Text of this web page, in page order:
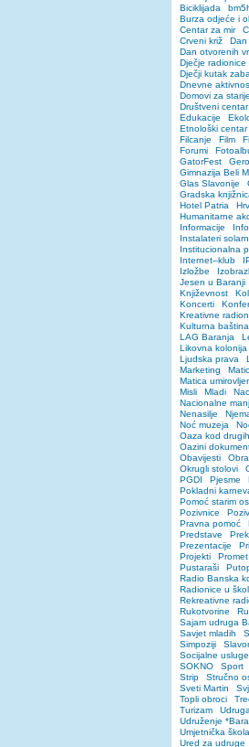
Biciklijada
Burza odjeće i
Centar za mir
Crveni križ
Dan
Dan otvorenih
Dječje radionice
Dječji kutak
Dnevne
Domovi za starije
Društveni
Edukacije
Etnološki centar
Filcanje
Film
Forumi
GatorFest
Gimnazija Beli
Glas Slavonije
Gradska
Hotel Patria
Humanitarne
Informacije
Instalateri
Institucionalna
Internet–klub
Izložbe
Jesen u Baranji
Književnost
Koncerti
Kreativne
Kulturna baština
LAG Baranja
Likovna
Ljudska prava
Marketing
Matica
Misli
Mladi
Nacionalne
Nenasilje
Noć muzeja
Oaza kod drugih
Oazini
Obavijesti
Okrugli stolovi
PGDI
Pjesme
Pokladni
Pomoć starim
Pozivnice
Pravna pomoć
Predstave
Prezentacije
Projekti
Promet
Pustaraši
Radio Banska
Radionice u
Rekreativne
Rukotvorine
Sajam udruga
Savjet mladih
Simpoziji
Socijalne usluge
SOKNO
Sport
Strip
Stručno
Sveti Martin
Topli obroci
Turizam
Udruženje
Umjetnička škola
Ured za udruge